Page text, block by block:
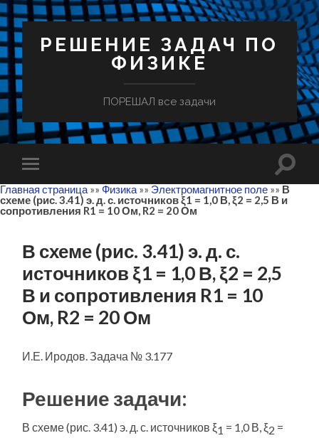
РЕШЕНИЕ ЗАДАЧ ПО
ФИЗИКЕ
ПОРЕШАЛ все задачи
Главная страница »» Физика »» Электромагнитное поле »» В
схеме (рис. 3.41) э. д. с. источников ξ1 = 1,0 В, ξ2 = 2,5 В и
сопротивления R1 = 10 Ом, R2 = 20 Ом
В схеме (рис. 3.41) э. д. с.
источников ξ1 = 1,0 В, ξ2 = 2,5
В и сопротивления R1 = 10
Ом, R2 = 20 Ом
И.Е. Иродов. Задача № 3.177
Решение задачи:
В схеме (рис. 3.41) э. д. с. источников ξ1 = 1,0 В, ξ2 =